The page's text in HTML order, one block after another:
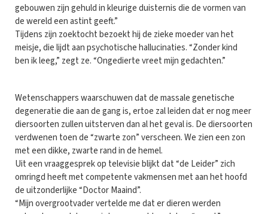
gebouwen zijn gehuld in kleurige duisternis die de vormen van
de wereld een astint geeft.”
Tijdens zijn zoektocht bezoekt hij de zieke moeder van het
meisje, die lijdt aan psychotische hallucinaties. “Zonder kind
ben ik leeg,” zegt ze. “Ongedierte vreet mijn gedachten.”
Wetenschappers waarschuwen dat de massale genetische
degeneratie die aan de gang is, ertoe zal leiden dat er nog meer
diersoorten zullen uitsterven dan al het geval is. De diersoorten
verdwenen toen de “zwarte zon” verscheen. We zien een zon
met een dikke, zwarte rand in de hemel.
Uit een vraaggesprek op televisie blijkt dat “de Leider” zich
omringd heeft met competente vakmensen met aan het hoofd
de uitzonderlijke “Doctor Maaind”.
“Mijn overgrootvader vertelde me dat er dieren werden